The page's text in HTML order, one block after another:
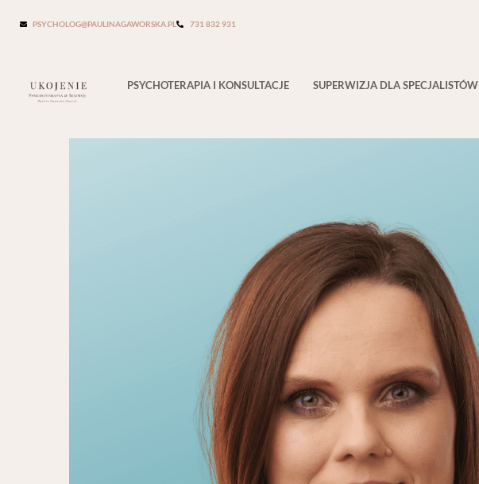
PSYCHOLOG@PAULINAGAWORSKA.PL 731 832 931
PSYCHOTERAPIA I KONSULTACJE SUPERWIZJA DLA SPECJALISTÓW
Tag:samoregulacja